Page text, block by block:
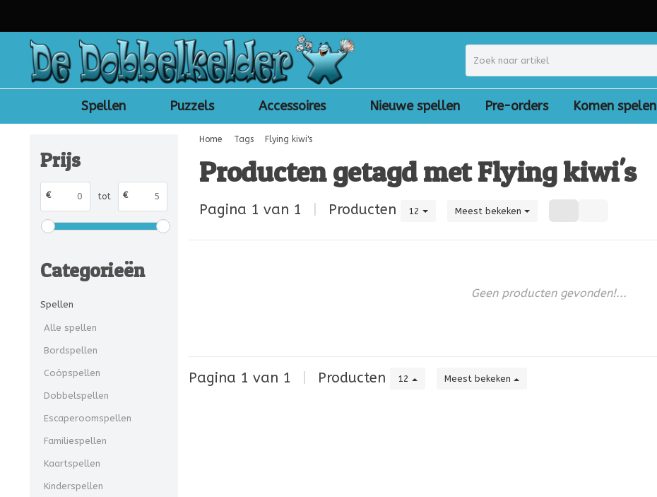
Spellen Puzzels Accessoires Nieuwe spellen Pre-orders Komen spelen
Prijs
€ tot €
Categorieën
Spellen
Alle spellen
Bordspellen
Coöpspellen
Dobbelspellen
Escaperoomspellen
Familiespellen
Kaartspellen
Kinderspellen
Home Tags Flying kiwi's
Producten getagd met Flying kiwi's
Pagina 1 van 1 Producten 12 Meest bekeken
Geen producten gevonden!...
Pagina 1 van 1 Producten 12 Meest bekeken